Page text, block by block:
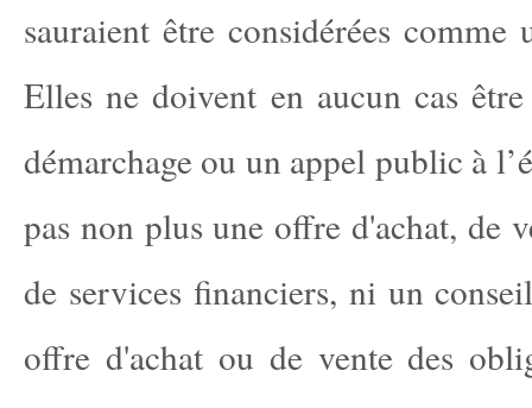
sauraient être considérées
Elles ne doivent en aucun cas
démarchage ou un appel public à
pas non plus une offre d'achat, de
de services financiers, ni un
offre d'achat ou de vente des